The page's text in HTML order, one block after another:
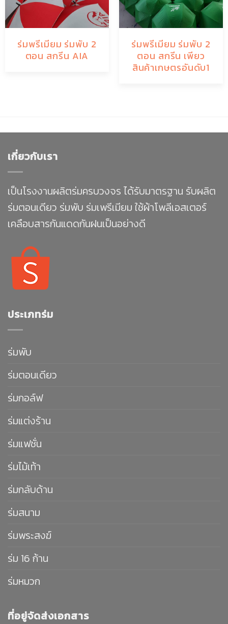
ร่มพรีเมียม ร่มพับ 2
ตอน สกรีน AIA
ร่มพรีเมียม ร่มพับ 2
ตอน สกรีน เพียว
สินค้าเกษตรอันดับ1
เกี่ยวกับเรา
เป็นโรงงานผลิตร่มครบวงจร ได้รับมาตรฐาน รับผลิต
ร่มตอนเดียว ร่มพับ ร่มเพรีเมียม ใช้ผ้าโพลีเอสเตอร์
เคลือบสารกันแดดกันฝนเป็นอย่างดี
ประเภทร่ม
ร่มพับ
ร่มตอนเดียว
ร่มกอล์ฟ
ร่มแต่งร้าน
ร่มแฟชั่น
ร่มไม้เท้า
ร่มกลับด้าน
ร่มสนาม
ร่มพระสงฆ์
ร่ม 16 ก้าน
ร่มหมวก
ที่อยู่จัดส่งเอกสาร